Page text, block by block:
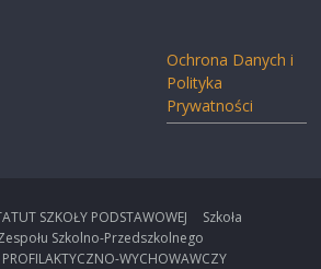
Ochrona Danych i
Polityka
Prywatności
SZKOŁY PODSTAWOWEJ
Szkoła
Szkolno-Przedszkolnego
PROFILAKTYCZNO-WYCHOWAWCZY